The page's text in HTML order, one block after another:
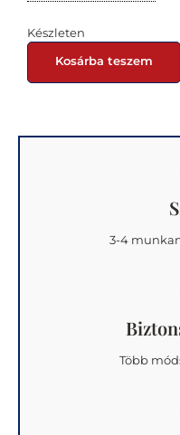
Készleten
Kosárba teszem
3-4
Több